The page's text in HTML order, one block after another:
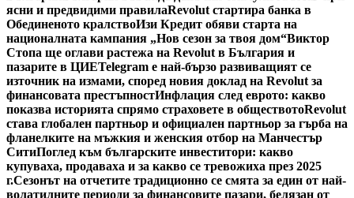
ясни и предвидими правилаRevolut стартира банка в
Обединеното кралствоИзи Кредит обяви старта на
националната кампания „Нов сезон за твоя дом“Виктор
Стопа ще оглави растежа на Revolut в България и
пазарите в ЦИЕTelegram е най-бързо развиващият се
източник на измами, според новия доклад на Revolut за
финансовата престъпностИнфлация след еврото: какво
показва историята спрямо страховете в обществотоRevolut
става глобален партньор и официален партньор за гърба на
фланелките на мъжкия и женския отбор на Манчестър
СитиПоглед към българските инвеститори: какво
купуваха, продаваха и за какво се тревожиха през 2025
г.Сезонът на отчетите традиционно се смята за един от най-
волатилните периоди за финансовите пазари, белязан от